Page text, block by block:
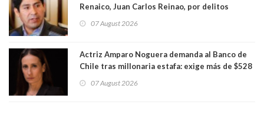
Renaico, Juan Carlos Reinao, por delitos
07 August 2026
Actriz Amparo Noguera demanda al Banco de
Chile tras millonaria estafa: exige más de $528
07 August 2026